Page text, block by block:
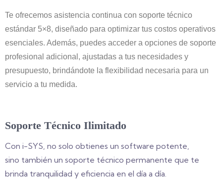
Te ofrecemos asistencia continua con soporte técnico
estándar 5×8, diseñado para optimizar tus costos operativos
esenciales. Además, puedes acceder a opciones de soporte
profesional adicional, ajustadas a tus necesidades y
presupuesto, brindándote la flexibilidad necesaria para un
servicio a tu medida.
Soporte Técnico Ilimitado
Con i-SYS, no solo obtienes un software potente,
sino también un soporte técnico permanente que te
brinda tranquilidad y eficiencia en el día a día.